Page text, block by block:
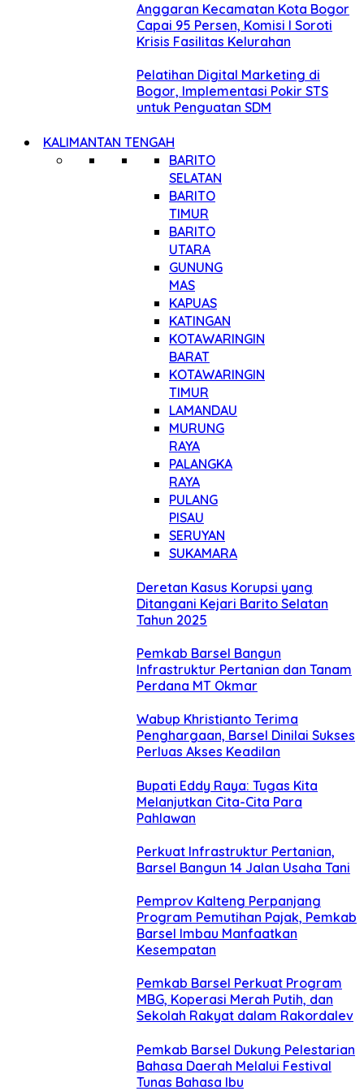
Anggaran Kecamatan Kota Bogor
Capai 95 Persen, Komisi I Soroti
Krisis Fasilitas Kelurahan
Pelatihan Digital Marketing di
Bogor, Implementasi Pokir STS
untuk Penguatan SDM
KALIMANTAN TENGAH
BARITO
SELATAN
BARITO
TIMUR
BARITO
UTARA
GUNUNG
MAS
KAPUAS
KATINGAN
KOTAWARINGIN
BARAT
KOTAWARINGIN
TIMUR
LAMANDAU
MURUNG
RAYA
PALANGKA
RAYA
PULANG
PISAU
SERUYAN
SUKAMARA
Deretan Kasus Korupsi yang
Ditangani Kejari Barito Selatan
Tahun 2025
Pemkab Barsel Bangun
Infrastruktur Pertanian dan Tanam
Perdana MT Okmar
Wabup Khristianto Terima
Penghargaan, Barsel Dinilai Sukses
Perluas Akses Keadilan
Bupati Eddy Raya: Tugas Kita
Melanjutkan Cita-Cita Para
Pahlawan
Perkuat Infrastruktur Pertanian,
Barsel Bangun 14 Jalan Usaha Tani
Pemprov Kalteng Perpanjang
Program Pemutihan Pajak, Pemkab
Barsel Imbau Manfaatkan
Kesempatan
Pemkab Barsel Perkuat Program
MBG, Koperasi Merah Putih, dan
Sekolah Rakyat dalam Rakordalev
Pemkab Barsel Dukung Pelestarian
Bahasa Daerah Melalui Festival
Tunas Bahasa Ibu